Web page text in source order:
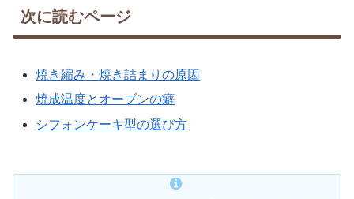
次に読むページ
焼き縮み・焼き詰まりの原因
焼成温度とオーブンの癖
シフォンケーキ型の選び方